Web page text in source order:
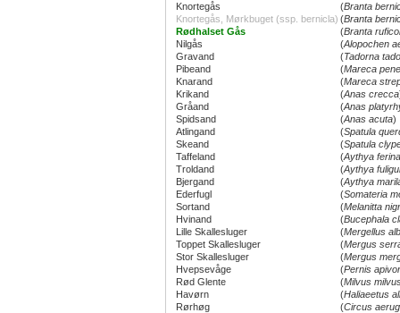
Knortegås
(Branta
Knortegås, Mørkbuget (ssp. bernicla) (Branta
Rødhalset Gås
(Branta
Nilgås
(Alopochen
Gravand
(Tadorna
Pibeand
(Mareca
Knarand
(Mareca
Krikand
(Anas crecca
Gråand
(Anas
Spidsand
(Anas acuta)
Atlingand
(Spatula
Skeand
(Spatula
Taffeland
(Aythya ferina
Troldand
(Aythya
Bjergand
(Aythya
Ederfugl
(Somateria
Sortand
(Melanitta
Hvinand
(Bucephala
Lille Skallesluger
(Mergellus
Toppet Skallesluger
(Mergus
Stor Skallesluger
(Mergus
Hvepsevåge
(Pernis
Rød Glente
(Milvus
Havørn
(Haliaeetus
Rørhøg
(Circus